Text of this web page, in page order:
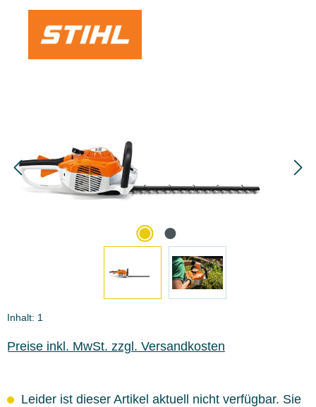
Inhalt: 1
Preise inkl. MwSt. zzgl. Versandkosten
Leider ist dieser Artikel aktuell nicht verfügbar. Sie